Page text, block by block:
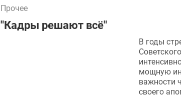
Прочее
"Кадры решают всё"
В годы
мощную
важности
своего